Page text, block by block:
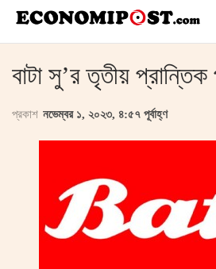
বাটা সু’র তৃতীয়
প্রকাশ নভেম্বর ১, ২০২৩, ৪:৫৭ পূর্বাহ্ণ